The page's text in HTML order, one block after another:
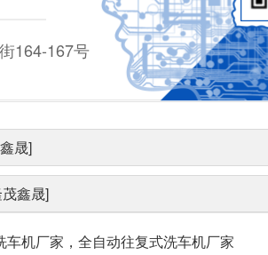
164-167号
晟]
鑫晟]
机厂家，全自动往复式洗车机厂家